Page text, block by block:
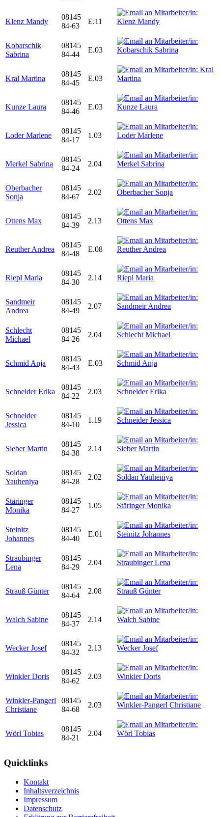
Klenz Mandy
08145
84-63
E.11
Kobarschik
Sabrina
08145
84-44
E.03
Kral Martina
08145
84-45
E.03
Kunze Laura
08145
84-46
E.03
Loder Marlene
08145
84-17
1.03
Merkel Sabrina
08145
84-24
2.04
Oberbacher
Sonja
08145
84-67
2.02
Ottens Max
08145
84-39
2.13
Reuther Andrea
08145
84-48
E.08
Riepl Maria
08145
84-30
2.14
Sandmeir
Andrea
08145
84-49
2.07
Schlecht
Michael
08145
84-26
2.04
Schmid Anja
08145
84-43
E.03
Schneider Erika
08145
84-22
2.03
Schneider
Jessica
08145
84-10
1.19
Sieber Martin
08145
84-38
2.14
Soldan
Yauheniya
08145
84-28
2.02
Stäringer
Monika
08145
84-27
1.05
Steinitz
Johannes
08145
84-40
E.01
Straubinger
Lena
08145
84-29
2.04
Strauß Günter
08145
84-64
2.08
Walch Sabine
08145
84-37
2.14
Wecker Josef
08145
84-32
2.13
Winkler Doris
08145
84-62
2.03
Winkler-Pangerl
Christiane
08145
84-68
2.03
Wörl Tobias
08145
84-21
2.04
Quicklinks
Kontakt
Inhaltsverzeichnis
Impressum
Datenschutz